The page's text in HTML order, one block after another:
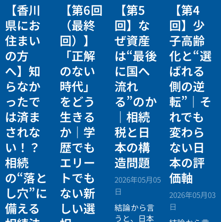
【香川
県にお
住まい
の方
へ】知
らなか
ったで
は済ま
されな
い！？
相続
の“落と
し穴”に
備える
【第6回
（最終
回）】
「正解
のない
時代」
をどう
生きる
か｜学
歴でも
エリー
トでも
ない新
しい選
【第5
回】な
ぜ資産
は“最後
に国へ
流れ
る”のか
｜相続
税と日
本の構
造問題
2026年05月05
日
結論から言
うと、日本
【第4
回】少
子高齢
化と“選
ばれる
側の逆
転”｜そ
れでも
変わら
ない日
本の評
価軸
2026年05月03
日